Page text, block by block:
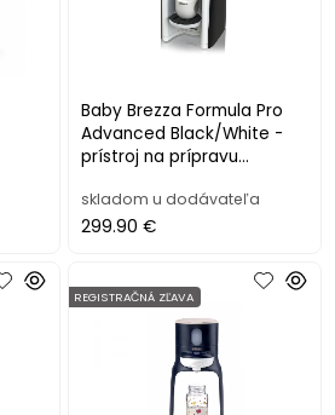
Baby Brezza Formula Pro
Advanced Black/White -
prístroj na prípravu
skladom u dodávateľa
299.90 €
REGISTRAČNÁ ZĽAVA